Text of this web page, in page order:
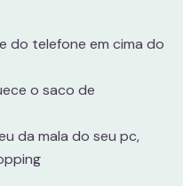
do telefone em cima do
o saco de
da mala do seu pc,